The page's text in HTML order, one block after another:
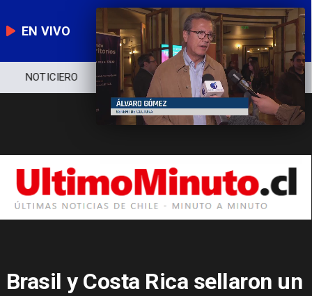
EN VIVO
NOTICIERO POLÍTICA ECONOMÍA
Brasil y Costa Rica sellaron un